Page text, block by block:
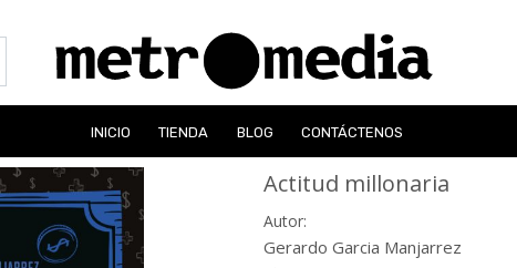
INICIO TIENDA BLOG CONTÁCTENOS
Actitud millonaria
Autor:
Gerardo Garcia Manjarrez